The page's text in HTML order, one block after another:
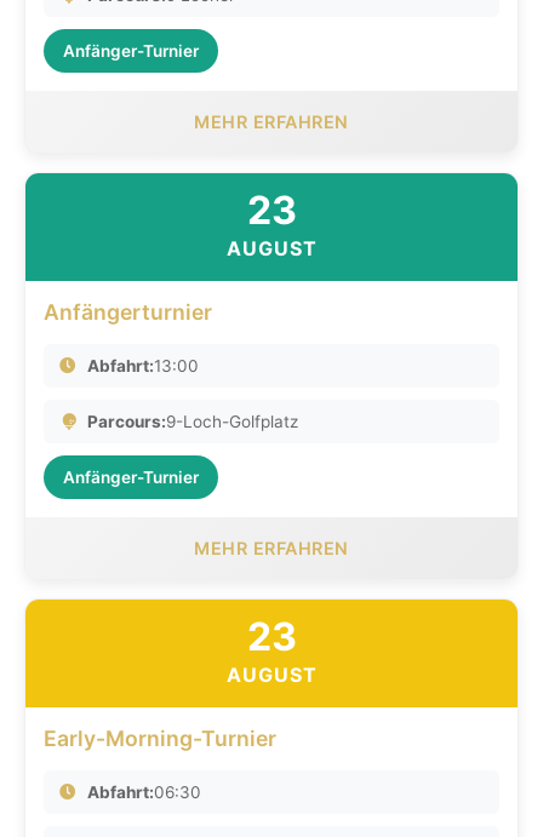
Anfänger-Turnier
MEHR ERFAHREN
23
AUGUST
Anfängerturnier
Abfahrt:13:00
Parcours:9-Loch-Golfplatz
Anfänger-Turnier
MEHR ERFAHREN
23
AUGUST
Early-Morning-Turnier
Abfahrt:06:30